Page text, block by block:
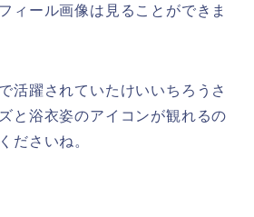
ィール画像は見ることができま
活躍されていたけいいちろうさ
と浴衣姿のアイコンが観れるの
ださいね。